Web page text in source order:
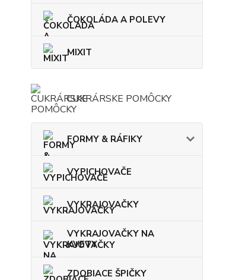
ČOKOLÁDA A POLEVY
MIXIT
CUKRÁRSKE POMÔCKY
FORMY & RÁFIKY
VYPICHOVAČE
VYKRAJOVAČKY
VYKRAJOVAČKY NA
KVETY
ZDOBIACE ŠPIČKY